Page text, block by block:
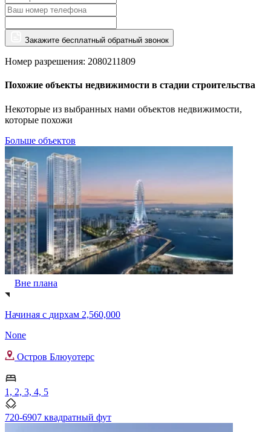
Закажите бесплатный обратный звонок
Номер разрешения: 2080211809
Похожие объекты недвижимости в стадии строительства
Некоторые из выбранных нами объектов недвижимости,
которые похожи
Больше объектов
Вне плана
Начиная с дирхам 2,560,000
None
Остров Блюуотерс
1, 2, 3, 4, 5
720-6907 квадратный фут